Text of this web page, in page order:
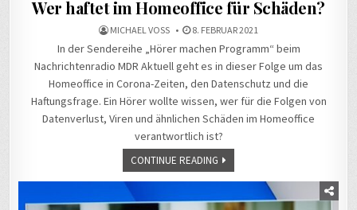
Wer haftet im Homeoffice für Schäden?
MICHAEL VOSS 8. FEBRUAR 2021
In der Sendereihe „Hörer machen Programm“ beim
Nachrichtenradio MDR Aktuell geht es in dieser Folge um das
Homeoffice in Corona-Zeiten, den Datenschutz und die
Haftungsfrage. Ein Hörer wollte wissen, wer für die Folgen von
Datenverlust, Viren und ähnlichen Schäden im Homeoffice
verantwortlich ist?
CONTINUE READING